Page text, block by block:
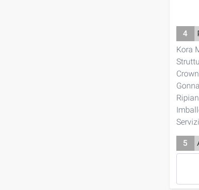
4
Kora
5